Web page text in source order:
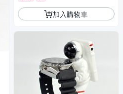
加入購物車